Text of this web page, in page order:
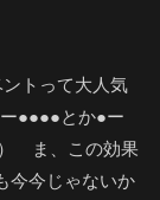
トって大人気
●●●●とか●ー
ま、この効果
今今じゃないか